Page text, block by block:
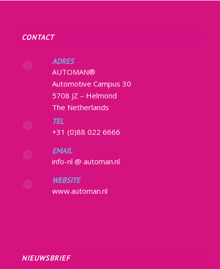
CONTACT
ADRES
AUTOMAN®
Automotive Campus 30
5708 JZ – Helmond
The Netherlands
TEL
+31 (0)88 022 6666
EMAIL
info-nl @ automan.nl
WEBSITE
www.automan.nl
NIEUWSBRIEF